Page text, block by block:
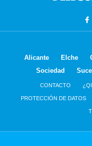
Alicante Elche
Sociedad
CONTACTO
PROTECCIÓN DE DATOS